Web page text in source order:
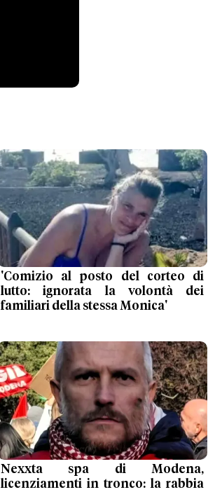
'Comizio al posto del corteo di
lutto: ignorata la volontà dei
familiari della stessa Monica'
Nexxta spa di Modena,
licenziamenti in tronco: la rabbia